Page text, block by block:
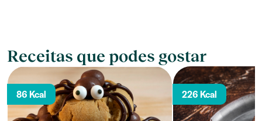
Receitas que podes gostar
86 Kcal 226 Kcal